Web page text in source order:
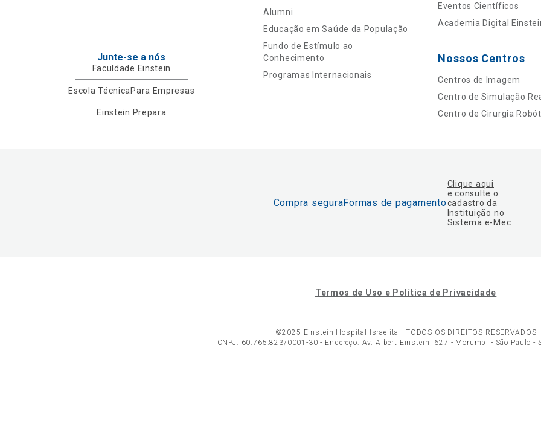
Junte-se a nós
Faculdade Einstein
Escola TécnicaPara Empresas
Einstein Prepara
Alumni
Educação em Saúde da População
Fundo de Estímulo ao
Conhecimento
Programas Internacionais
Eventos Científicos
Academia Digital
Nossos Centros
Centros de Imagem
Centro de Simulação
Centro de Cirurgia
Compra seguraFormas de pagamento
Clique aqui
e consulte o
cadastro da
Instituição no
Sistema e-Mec
Termos de Uso e Política de Privacidade
©2025 Einstein Hospital Israelita - TODOS OS DIREITOS RESERVADOS
CNPJ: 60.765.823/0001-30 - Endereço: Av. Albert Einstein, 627 - Morumbi - São Paulo -